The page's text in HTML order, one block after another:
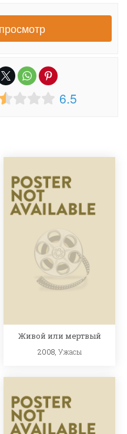
6.5
Живой или мертвый
2008, Ужасы